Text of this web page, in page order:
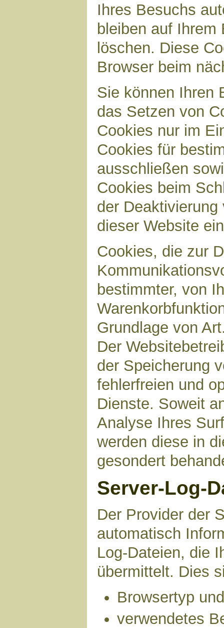
Ihres Besuchs
bleiben auf
löschen. Diese
Browser beim
Sie können Ihren
das Setzen von
Cookies nur im
Cookies für
ausschließen
Cookies beim
der
dieser Website
Cookies, die zur
bestimmter, von
Grundlage von
Der
der Speicherung
fehlerfreien und
Dienste. Soweit
Analyse Ihres
werden diese in
gesondert
Server-Log-
Der Provider der
automatisch
Log-Dateien, die
übermittelt. Dies
Browsertyp
verwendetes